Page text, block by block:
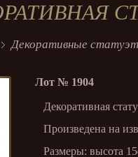
Декоративные
Лот № 1904
Декоративная
Произведена на
Размеры: высота